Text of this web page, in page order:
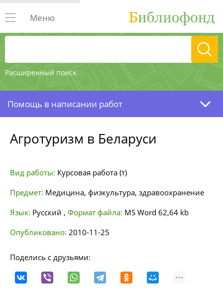
Расширенный поиск
Меню
Помощь в написании работ
Агротуризм в Беларуси
Вид работы: Курсовая работа (т)
Предмет: Медицина, физкультура, здравоохранение
Язык: Русский , Формат файла: MS Word 62,64 kb
Опубликовано: 2010-11-25
Поделись с друзьями: